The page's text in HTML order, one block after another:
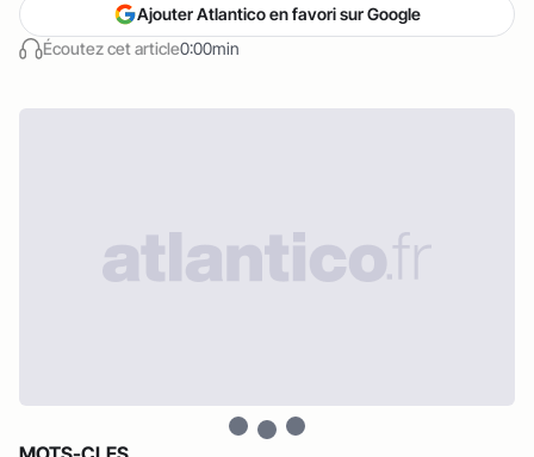
Écoutez cet article0:00min
Ajouter Atlantico en favori sur Google